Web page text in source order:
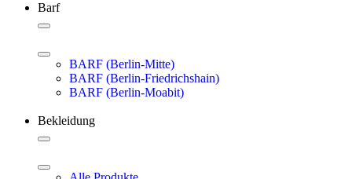
Barf
BARF (Berlin-Mitte)
BARF (Berlin-Friedrichshain)
BARF (Berlin-Moabit)
Bekleidung